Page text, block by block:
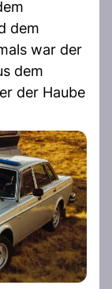
dem
war der
dem
der Haube